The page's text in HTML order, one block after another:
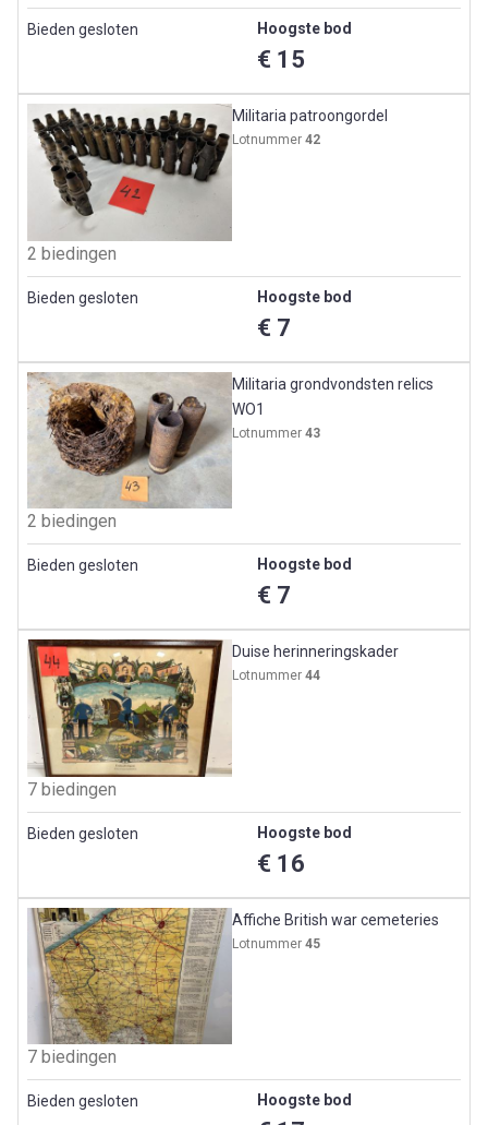
Bieden gesloten Hoogste bod
€ 15
Militaria patroongordel
Lotnummer42
2 biedingen
Bieden gesloten Hoogste bod
€ 7
Militaria grondvondsten relics
WO1
Lotnummer43
2 biedingen
Bieden gesloten Hoogste bod
€ 7
Duise herinneringskader
Lotnummer44
7 biedingen
Bieden gesloten Hoogste bod
€ 16
Affiche British war cemeteries
Lotnummer45
7 biedingen
Bieden gesloten Hoogste bod